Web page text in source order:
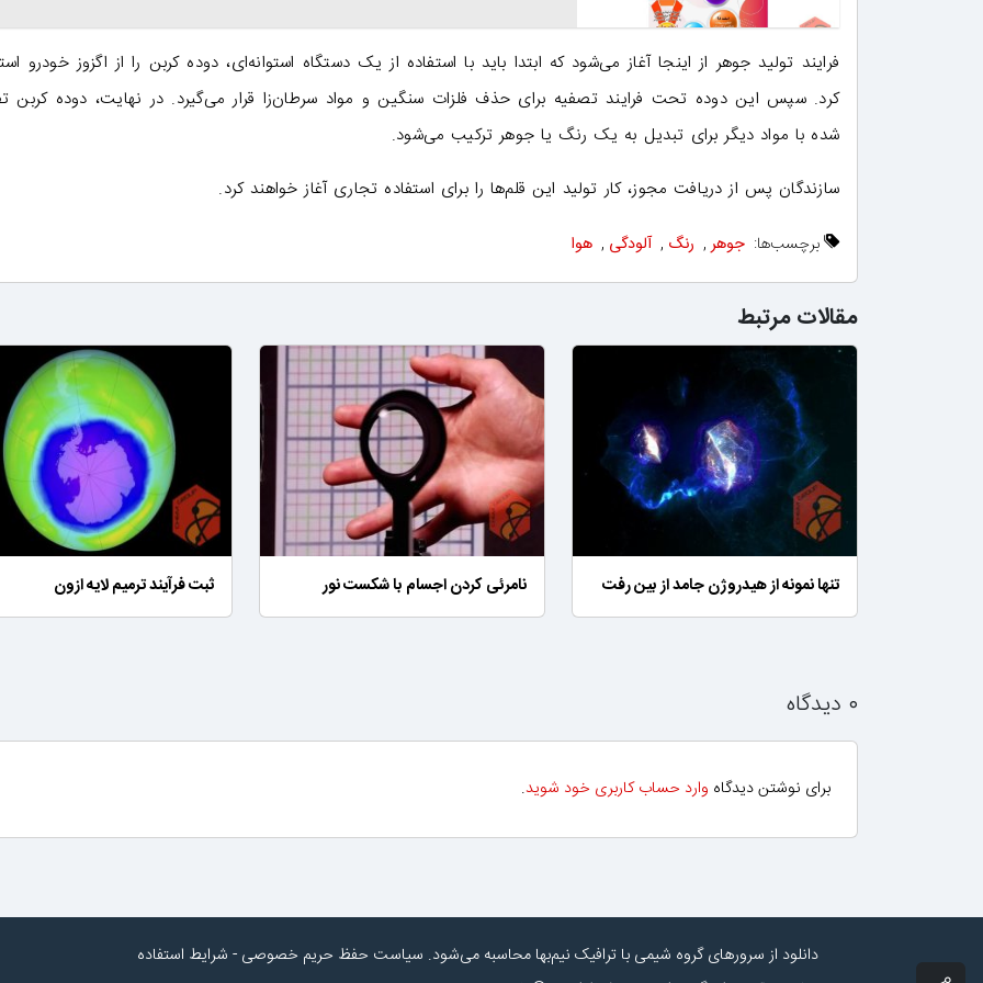
فرایند تولید جوهر از اینجا آغاز می‌شود که ابتدا باید با استفاده از یک دستگاه استوانه‌ای، دوده کربن را از اگزوز خودرو
کرد. سپس این دوده تحت فرایند تصفیه برای حذف فلزات سنگین و مواد سرطان‌زا قرار می‌گیرد. در نهایت، دوده کربن
شده با مواد دیگر برای تبدیل به یک رنگ یا جوهر ترکیب می‌شود.
سازندگان پس از دریافت مجوز، کار تولید این قلم‌ها را برای استفاده تجاری آغاز خواهند کرد.
برچسب‌ها: جوهر , رنگ , آلودگی , هوا
مقالات مرتبط
تنها نمونه از هیدروژن جامد از بین رفت نامرئی کردن اجسام با شکست نور ثبت فرآیند ترمیم لایه ازون
۰ دیدگاه
برای نوشتن دیدگاه وارد حساب کاربری خود شوید.
دانلود از سرورهای گروه شیمی با ترافیک نیم‌بها محاسبه می‌شود. سیاست حفظ حریم خصوصی - شرایط استفاده